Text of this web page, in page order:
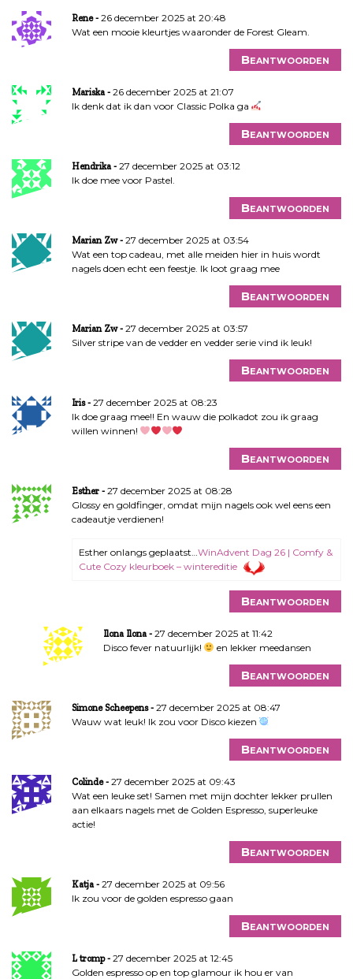
Rene
26 december 2025 at 20:48
Wat een mooie kleurtjes waaronder de Forest Gleam.
Beantwoorden
Mariska
26 december 2025 at 21:07
Ik denk dat ik dan voor Classic Polka ga
Beantwoorden
Hendrika
27 december 2025 at 03:12
Ik doe mee voor Pastel.
Beantwoorden
Marian Zw
27 december 2025 at 03:54
Wat een top cadeau, met alle meiden hier in huis wordt
nagels doen echt een feestje. Ik loot graag mee
Beantwoorden
Marian Zw
27 december 2025 at 03:57
Silver stripe van de vedder en vedder serie vind ik leuk!
Beantwoorden
Iris
27 december 2025 at 08:23
Ik doe graag mee!! En wauw die polkadot zou ik graag
willen winnen!
Beantwoorden
Esther
27 december 2025 at 08:28
Glossy en goldfinger, omdat mijn nagels ook wel eens een
cadeautje verdienen!
Esther onlangs geplaatst… WinAdvent Dag 26 | Comfy &
Cute Cozy kleurboek – wintereditie
Beantwoorden
Ilona Ilona
27 december 2025 at 11:42
Disco fever natuurlijk!
en lekker meedansen
Beantwoorden
Simone Scheepens
27 december 2025 at 08:47
Wauw wat leuk! Ik zou voor Disco kiezen
Beantwoorden
Colinde
27 december 2025 at 09:43
Wat een leuke set! Samen met mijn dochter lekker prullen
aan elkaars nagels met de Golden Espresso, superleuke
actie!
Beantwoorden
Katja
27 december 2025 at 09:56
Ik zou voor de golden espresso gaan
Beantwoorden
L tromp
27 december 2025 at 12:45
Golden espresso op en top glamour ik hou er van